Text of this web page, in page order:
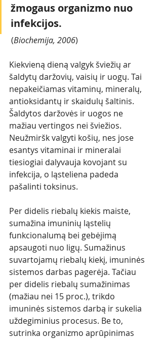
žmogaus organizmo nuo
infekcijos.
(Biochemija, 2006)
Kiekvieną dieną valgyk šviežių ar
šaldytų daržovių, vaisių ir uogų. Tai
nepakeičiamas vitaminų, mineralų,
antioksidantų ir skaidulų šaltinis.
Šaldytos daržovės ir uogos ne
mažiau vertingos nei šviežios.
Neužmiršk valgyti košių, nes jose
esantys vitaminai ir mineralai
tiesiogiai dalyvauja kovojant su
infekcija, o ląsteliena padeda
pašalinti toksinus.
Per didelis riebalų kiekis maiste,
sumažina imuninių ląstelių
funkcionalumą bei gebėjimą
apsaugoti nuo ligų. Sumažinus
suvartojamų riebalų kiekį, imuninės
sistemos darbas pagerėja. Tačiau
per didelis riebalų sumažinimas
(mažiau nei 15 proc.), trikdo
imuninės sistemos darbą ir sukelia
uždegiminius procesus. Be to,
sutrinka organizmo aprūpinimas